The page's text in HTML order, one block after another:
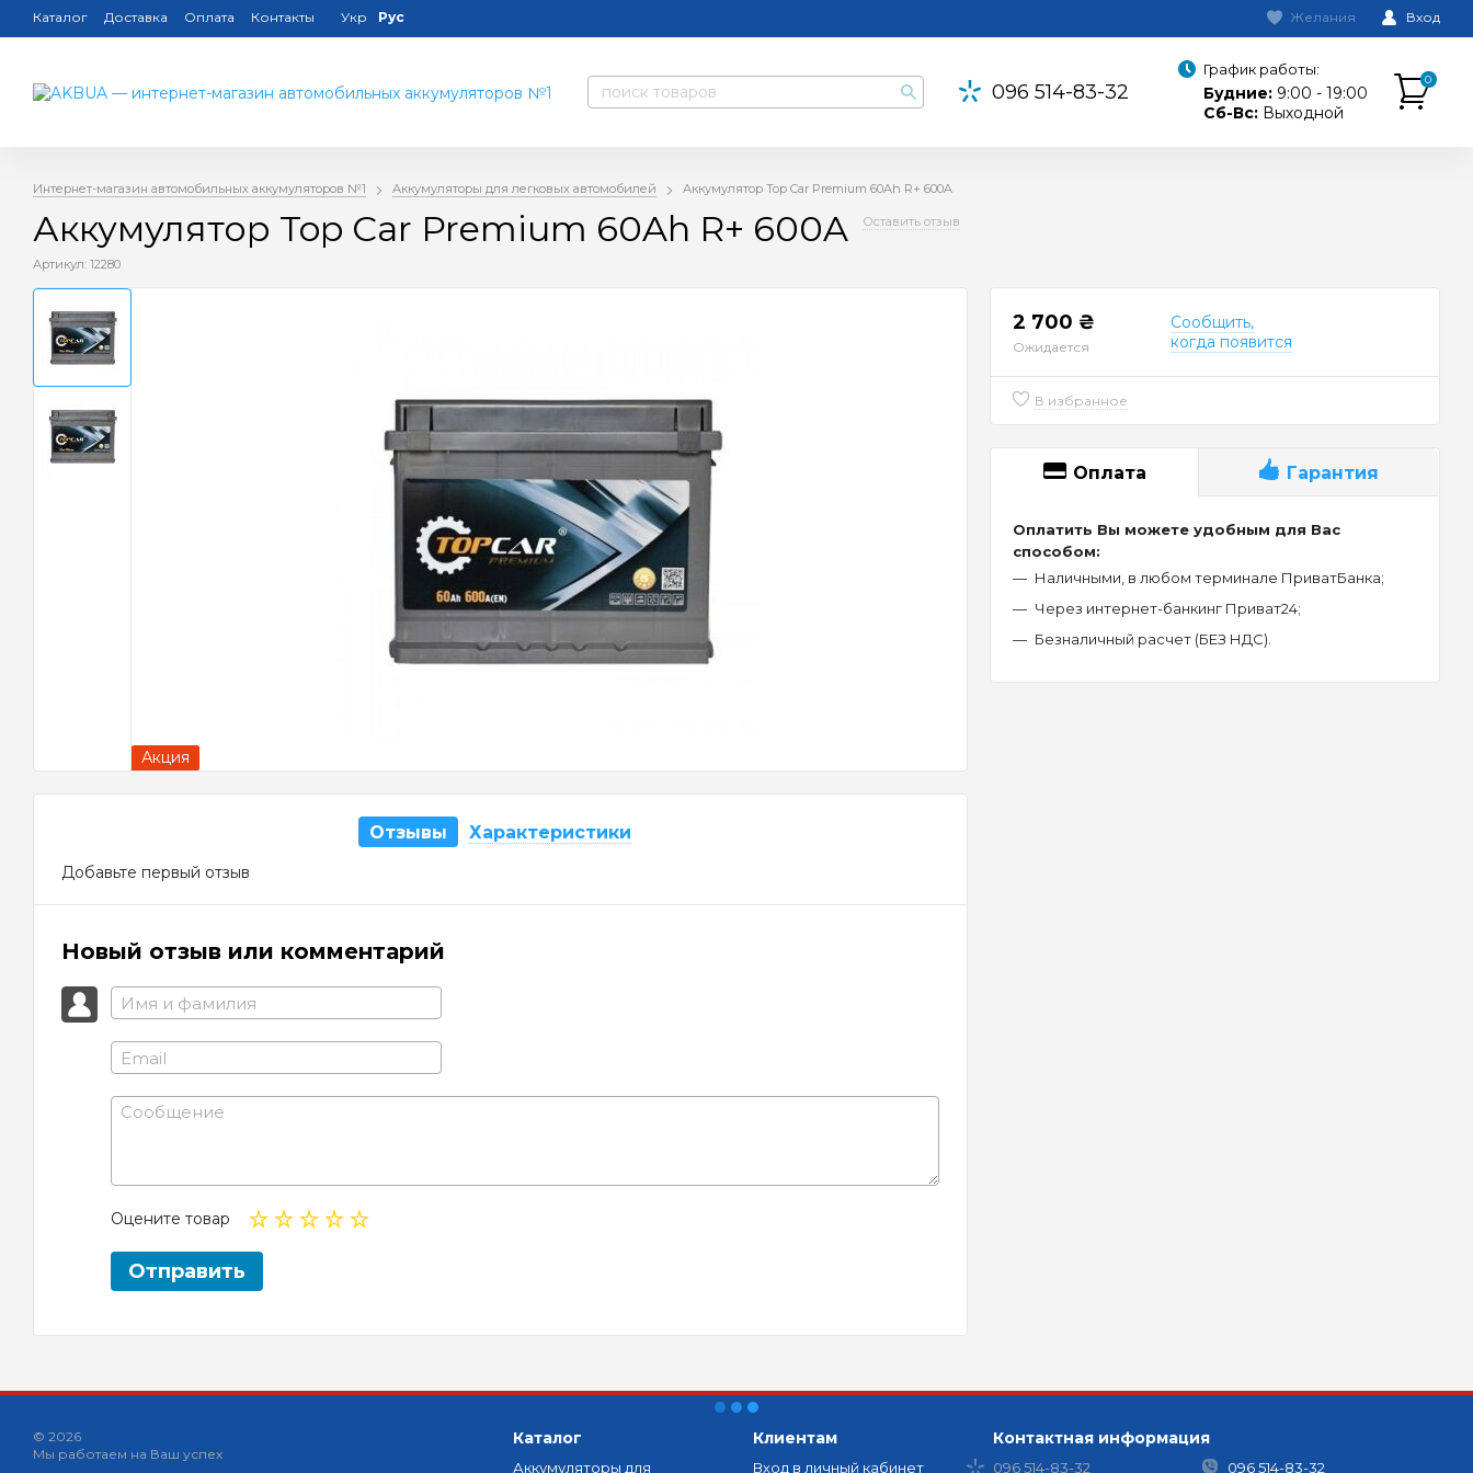
Каталог Доставка Оплата Контакты Укр Рус Желания Вход
096 514-83-32
График работы:
Будние:9:00 - 19:00
Сб-Вс: Выходной
0
Интернет-магазин автомобильных аккумуляторов №1 Аккумуляторы для легковых автомобилей Аккумулятор Top Car Premium 60Ah R+ 600A
Аккумулятор Top Car Premium 60Ah R+ 600A Оставить отзыв
Артикул: 12280
Акция
Отзывы Характеристики
Добавьте первый отзыв
Новый отзыв или комментарий
Оцените товар
Отправить
2 700 ₴
Ожидается
Сообщить,
когда появится
В избранное
Оплата Гарантия
Оплатить Вы можете удобным для Вас
способом:
Наличными, в любом терминале ПриватБанка;
Через интернет-банкинг Приват24;
Безналичный расчет (БЕЗ НДС).
© 2026
Мы работаем на Ваш успех
Каталог
Аккумуляторы для
Клиентам
Вход в личный кабинет
Контактная информация
096 514-83-32 096 514-83-32